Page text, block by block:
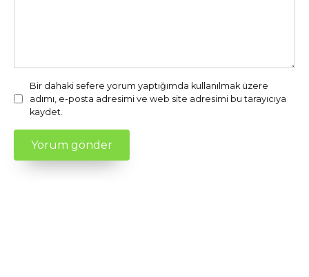
Bir dahaki sefere yorum yaptığımda kullanılmak üzere
adımı, e-posta adresimi ve web site adresimi bu tarayıcıya
kaydet.